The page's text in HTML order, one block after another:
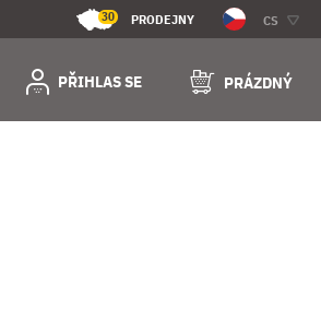
30 PRODEJNY CS
PŘIHLAS SE PRÁZDNÝ